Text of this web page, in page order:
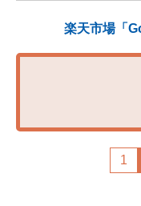
楽天市場「
1